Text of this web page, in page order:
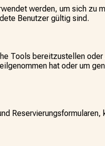
werden, um sich zu
Benutzer gültig sind.
Tools bereitzustellen
hat oder um